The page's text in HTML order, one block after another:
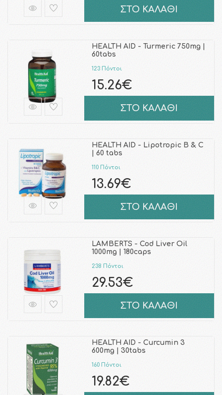
ΣΤΟ ΚΑΛΑΘΙ
HEALTH AID - Turmeric 750mg |
60tabs
123 Πόντοι
15.26€
ΣΤΟ ΚΑΛΑΘΙ
HEALTH AID - Lipotropic B & C
| 60 tabs
110 Πόντοι
13.69€
ΣΤΟ ΚΑΛΑΘΙ
LAMBERTS - Cod Liver Oil
1000mg | 180caps
238 Πόντοι
29.53€
ΣΤΟ ΚΑΛΑΘΙ
HEALTH AID - Curcumin 3
600mg | 30tabs
160 Πόντοι
19.82€